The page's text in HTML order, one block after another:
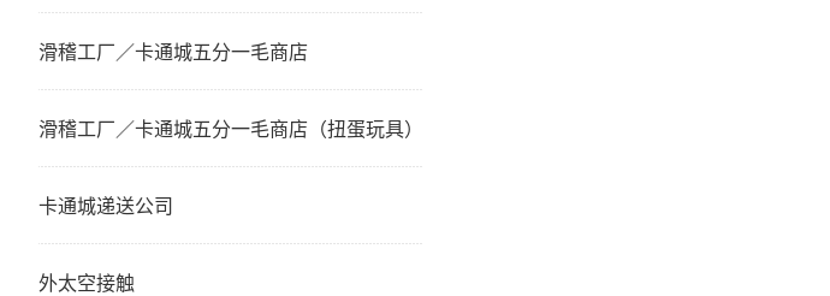
滑稽工厂／卡通城五分一毛商店
滑稽工厂／卡通城五分一毛商店（扭蛋玩具）
卡通城递送公司
外太空接触